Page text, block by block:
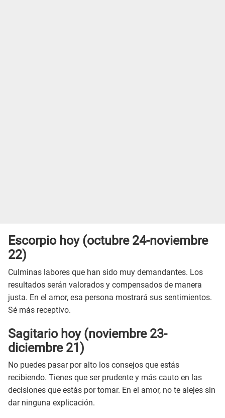
Escorpio hoy (octubre 24-noviembre
22)
Culminas labores que han sido muy demandantes. Los
resultados serán valorados y compensados de manera
justa. En el amor, esa persona mostrará sus sentimientos.
Sé más receptivo.
Sagitario hoy (noviembre 23-
diciembre 21)
No puedes pasar por alto los consejos que estás
recibiendo. Tienes que ser prudente y más cauto en las
decisiones que estás por tomar. En el amor, no te alejes sin
dar ninguna explicación.